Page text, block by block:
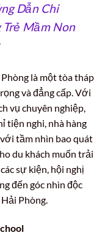
Dẫn Chi
Trẻ Mầm Non
là một tòa tháp
và đẳng cấp. Với
vụ chuyên nghiệp,
tiện nghi, nhà hàng
tầm nhìn bao quát
du khách muốn trải
sự kiện, hội nghị
đến góc nhìn độc
Phòng.